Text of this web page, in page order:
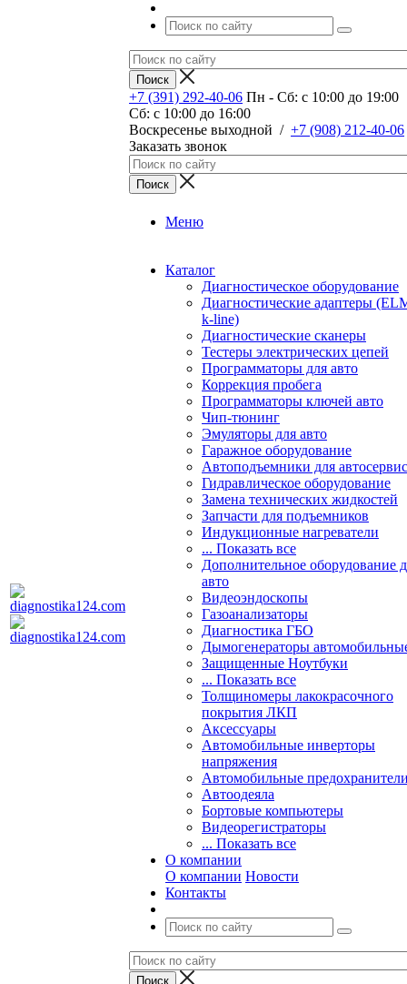
+7 (391) 292-40-06 Пн - Сб: c 10:00 до 19:00
Сб: c 10:00 до 16:00
​Воскресенье выходной / +7 (908) 212-40-06
Заказать звонок
Меню
Каталог
Диагностическое оборудование
Диагностические адаптеры
k-line)
Диагностические сканеры
Тестеры электрических цепей
Программаторы для авто
Коррекция пробега
Программаторы ключей авто
Чип-тюнинг
Эмуляторы для авто
Гаражное оборудование
Автоподъемники для
Гидравлическое оборудование
Замена технических жидкостей
Запчасти для подъемников
Индукционные нагреватели
... Показать все
Дополнительное оборудование
авто
Видеоэндоскопы
Газоанализаторы
Диагностика ГБО
Дымогенераторы
Защищенные Ноутбуки
... Показать все
Толщиномеры лакокрасочного
покрытия ЛКП
Аксессуары
Автомобильные инверторы
напряжения
Автомобильные
Автоодеяла
Бортовые компьютеры
Видеорегистраторы
... Показать все
О компании
О компании Новости
Контакты